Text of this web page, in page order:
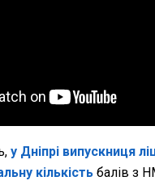
у Дніпрі випускниця
кількість балів з